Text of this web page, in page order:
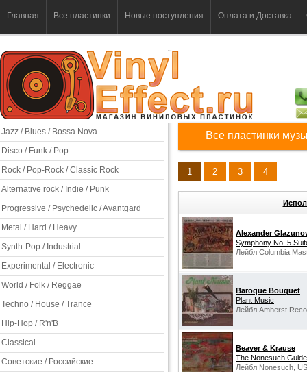
Главная Все пластинки Новые поступления Оплата и Доставка
Jazz / Blues / Bossa Nova
Disco / Funk / Pop
Rock / Pop-Rock / Classic Rock
Alternative rock / Indie / Punk
Progressive / Psychedelic / Avantgard
Metal / Hard / Heavy
Synth-Pop / Industrial
Experimental / Electronic
World / Folk / Reggae
Techno / House / Trance
Hip-Hop / R'n'B
Classical
Советские / Российские
Все пластинки
1 2 3 4
Alexander
Symphony No. 5
Лейбл Columbia
Baroque Bouquet
Plant Music
Лейбл Amherst
Beaver & Krause
The Nonesuch
Лейбл Nonesuch,